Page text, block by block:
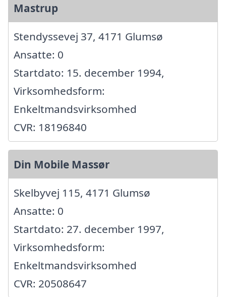
Mastrup
Stendyssevej 37, 4171 Glumsø
Ansatte: 0
Startdato: 15. december 1994,
Virksomhedsform:
Enkeltmandsvirksomhed
CVR: 18196840
Din Mobile Massør
Skelbyvej 115, 4171 Glumsø
Ansatte: 0
Startdato: 27. december 1997,
Virksomhedsform:
Enkeltmandsvirksomhed
CVR: 20508647